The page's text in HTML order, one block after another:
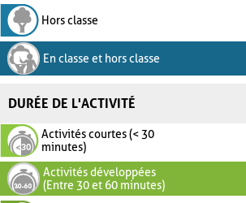
Hors classe
En classe et hors classe
DURÉE DE L'ACTIVITÉ
Activités courtes (< 30
minutes)
Activités développées
(Entre 30 et 60 minutes)